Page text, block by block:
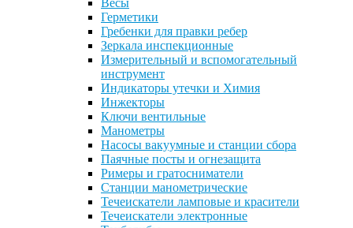
Весы
Герметики
Гребенки для правки ребер
Зеркала инспекционные
Измерительный и вспомогательный
инструмент
Индикаторы утечки и Химия
Инжекторы
Ключи вентильные
Манометры
Насосы вакуумные и станции сбора
Паячные посты и огнезащита
Римеры и гратосниматели
Станции манометрические
Течеискатели ламповые и красители
Течеискатели электронные